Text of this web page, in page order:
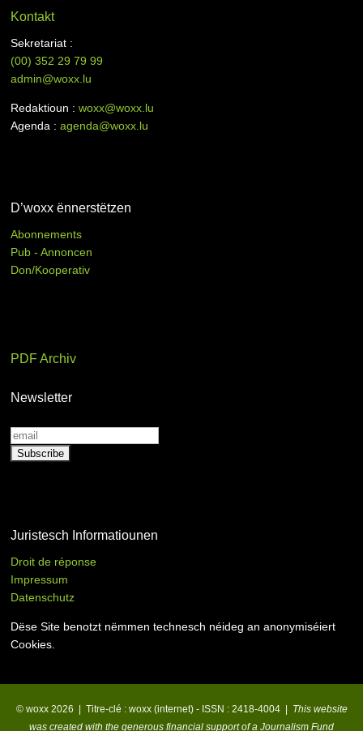
Kontakt
Sekretariat :
(00)352 29 79 99
admin@woxx.lu
Redaktioun :woxx@woxx.lu
Agenda :agenda@woxx.lu
D’woxx ënnerstëtzen
Abonnements
Pub - Annoncen
Don/Kooperativ
PDF Archiv
Newsletter
Juristesch Informatiounen
Droit de réponse
Impressum
Datenschutz
Dëse Site benotzt nëmmen technesch néideg an anonymiséiert
Cookies.
© woxx 2026 | Titre-clé : woxx (internet) - ISSN : 2418-4004 |
This website
was created with the generous financial support of a Journalism Fund